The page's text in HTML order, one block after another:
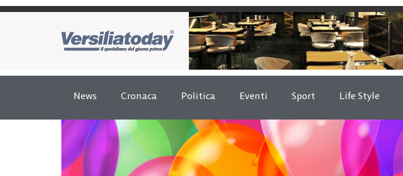
News Cronaca Politica Eventi Sport Life Style